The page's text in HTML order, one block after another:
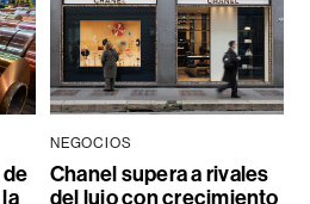
NEGOCIOS
Chanel supera a rivales
del lujo con crecimiento